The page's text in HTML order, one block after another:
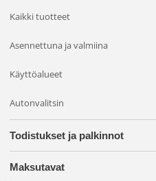
Kaikki tuotteet
Asennettuna ja valmiina
Käyttöalueet
Autonvalitsin
Todistukset ja palkinnot
Maksutavat